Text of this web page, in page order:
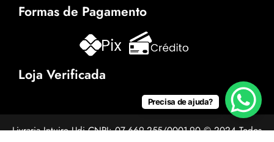
Formas de Pagamento
Loja Verificada
Livraria Intuire Udi CNPJ: 07.669.255/0001-90 © 2024 Todos
Precisa de ajuda?